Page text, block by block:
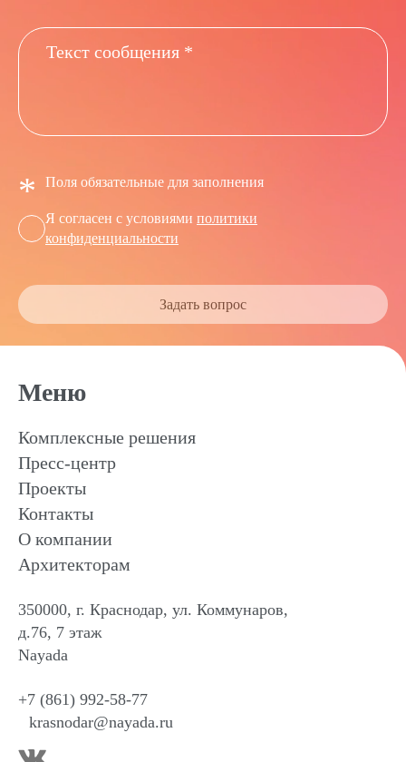
Задать вопрос
* Поля обязательные для заполнения
Я согласен с условиями политики
конфиденциальности
Меню
Комплексные решения
Пресс-центр
Проекты
Контакты
О компании
Архитекторам
350000, г. Краснодар, ул. Коммунаров,
д.76, 7 этаж
Nayada
+7 (861) 992-58-77
krasnodar@nayada.ru